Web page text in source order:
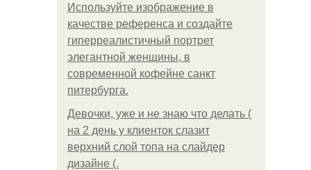
Используйте изображение в
качестве референса и создайте
гиперреалистичный портрет
элегантной женщины, в
современной кофейне санкт
питербурга.
Девочки, уже и не знаю что делать (
на 2 день у клиенток слазит
верхний слой топа на слайдер
дизайне (.